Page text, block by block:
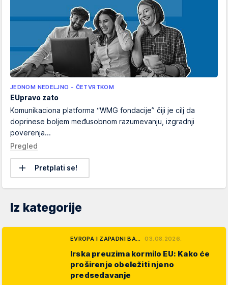
JEDNOM NEDELJNO - ČETVRTKOM
EUpravo zato
Komunikaciona platforma “WMG fondacije” čiji je cilj da
doprinese boljem međusobnom razumevanju, izgradnji
poverenja...
Pregled
Pretplati se!
Iz kategorije
EVROPA I ZAPADNI BA… 03.08.2026.
Irska preuzima kormilo EU: Kako će
proširenje obeležiti njeno
predsedavanje